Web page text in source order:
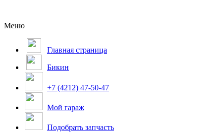
Меню
Главная страница
Бикин
+7 (4212) 47-50-47
Мой гараж
Подобрать запчасть